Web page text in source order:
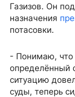
Газизов. Он
назначения
потасовки.
- Понимаю,
определённый
ситуацию
суды, теперь